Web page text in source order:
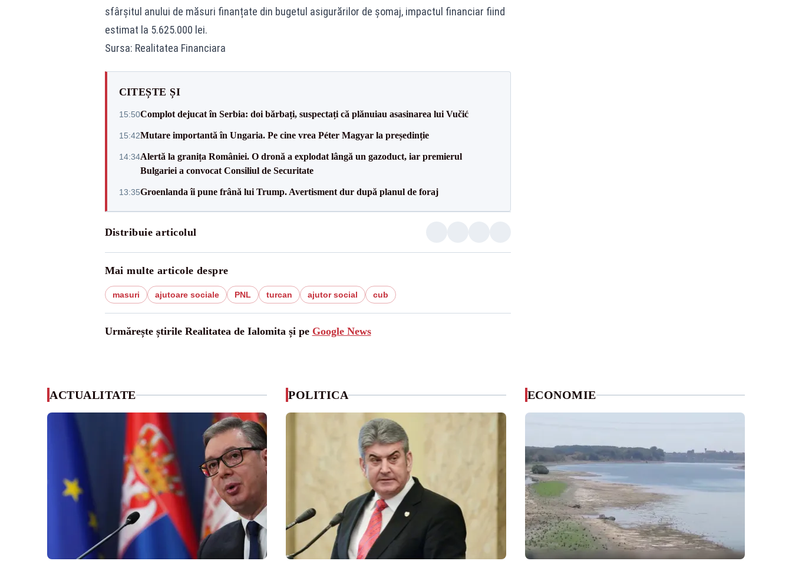
sfârșitul anului de măsuri finanțate din bugetul asigurărilor de șomaj, impactul financiar fiind
estimat la 5.625.000 lei.
Sursa: Realitatea Financiara
CITEȘTE ȘI
15:50Complot dejucat în Serbia: doi bărbați, suspectați că plănuiau asasinarea lui Vučić
15:42Mutare importantă în Ungaria. Pe cine vrea Péter Magyar la președinție
14:34Alertă la granița României. O dronă a explodat lângă un gazoduct, iar premierul
Bulgariei a convocat Consiliul de Securitate
13:35Groenlanda îi pune frână lui Trump. Avertisment dur după planul de foraj
Distribuie articolul
Mai multe articole despre
masuri ajutoare sociale PNL turcan ajutor social cub
Urmărește știrile Realitatea de Ialomita și pe Google News
ACTUALITATE POLITICA ECONOMIE